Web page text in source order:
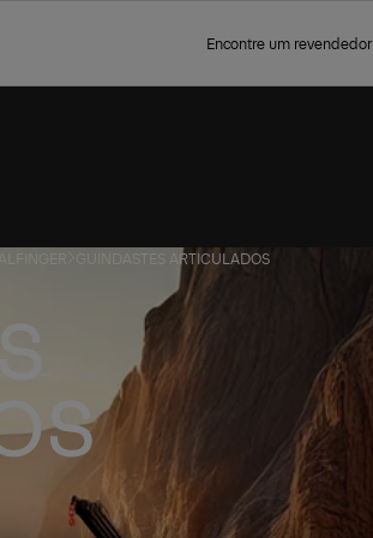
Encontre um revendedor
GUINDASTES ARTICULADOS